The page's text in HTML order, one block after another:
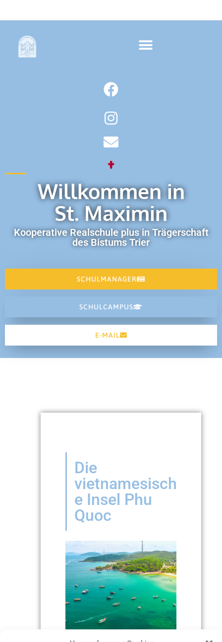
Willkommen in
St. Maximin
Kooperative Realschule plus in Trägerschaft
des Bistums Trier
SCHULMANAGER
SCHULCAMPUS
E-MAIL
Die
vietnamesisch
e Insel Phu
Quoc